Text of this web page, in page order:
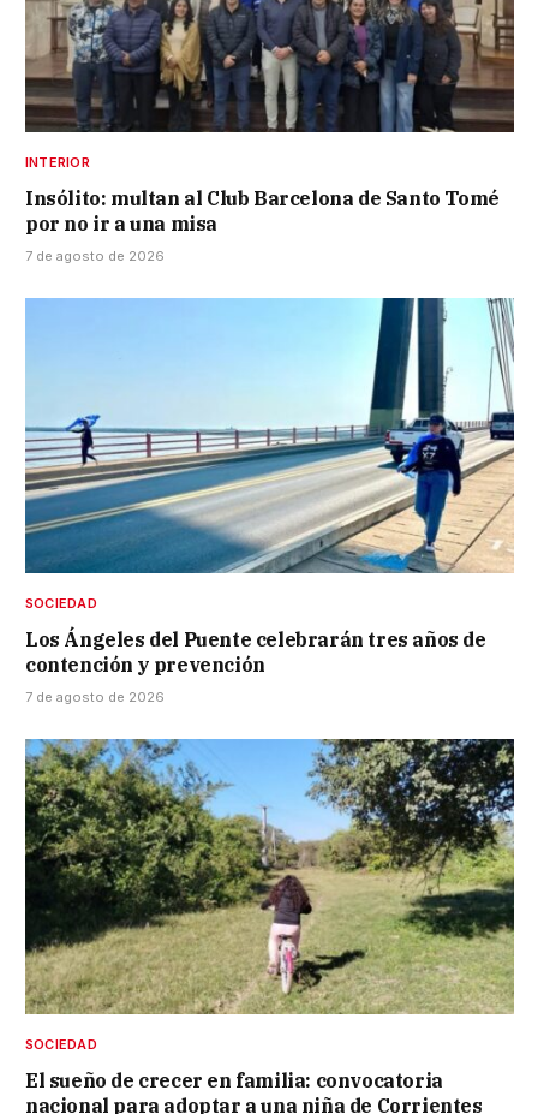
INTERIOR
Insólito: multan al Club Barcelona de Santo Tomé
por no ir a una misa
7 de agosto de 2026
SOCIEDAD
Los Ángeles del Puente celebrarán tres años de
contención y prevención
7 de agosto de 2026
SOCIEDAD
El sueño de crecer en familia: convocatoria
nacional para adoptar a una niña de Corrientes